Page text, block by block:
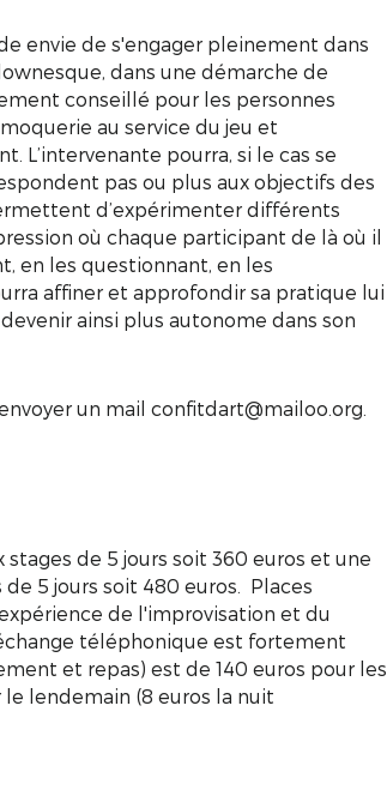
envie de s'engager pleinement dans
dans une démarche de
conseillé pour les personnes
au service du jeu et
L’intervenante pourra, si le cas se
pas ou plus aux objectifs des
d’expérimenter différents
où chaque participant de là où il
en les questionnant, en les
affiner et approfondir sa pratique lui
ainsi plus autonome dans son
un mail confitdart@mailoo.org.
de 5 jours soit 360 euros et une
5 jours soit 480 euros. Places
de l'improvisation et du
téléphonique est fortement
et repas) est de 140 euros pour les
lendemain (8 euros la nuit